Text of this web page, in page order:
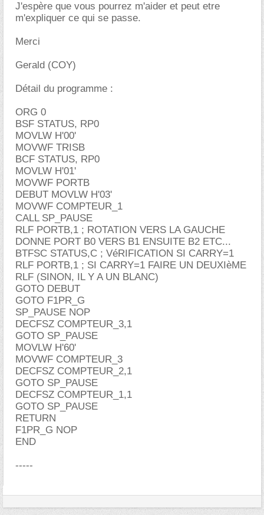
J'espère que vous pourrez m'aider et peut etre
m'expliquer ce qui se passe.
Merci
Gerald (COY)
Détail du programme :
ORG 0
BSF STATUS, RP0
MOVLW H'00'
MOVWF TRISB
BCF STATUS, RP0
MOVLW H'01'
MOVWF PORTB
DEBUT MOVLW H'03'
MOVWF COMPTEUR_1
CALL SP_PAUSE
RLF PORTB,1 ; ROTATION VERS LA GAUCHE
DONNE PORT B0 VERS B1 ENSUITE B2 ETC...
BTFSC STATUS,C ; VéRIFICATION SI CARRY=1
RLF PORTB,1 ; SI CARRY=1 FAIRE UN DEUXIèME
RLF (SINON, IL Y A UN BLANC)
GOTO DEBUT
GOTO F1PR_G
SP_PAUSE NOP
DECFSZ COMPTEUR_3,1
GOTO SP_PAUSE
MOVLW H'60'
MOVWF COMPTEUR_3
DECFSZ COMPTEUR_2,1
GOTO SP_PAUSE
DECFSZ COMPTEUR_1,1
GOTO SP_PAUSE
RETURN
F1PR_G NOP
END
-----